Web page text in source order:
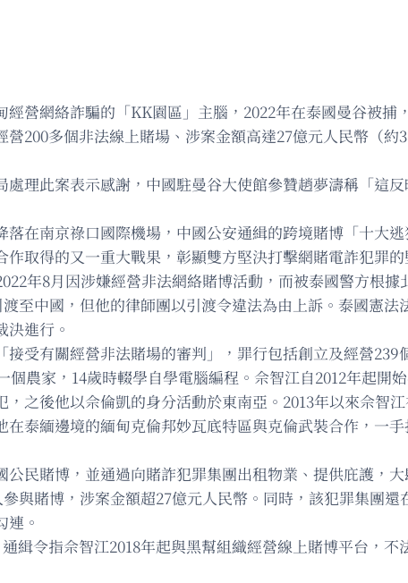
營網絡詐騙的「KK園區」主腦，2022年在泰國曼谷被捕
200多個非法線上賭場、涉案金額高達27億元人民幣（
理此案表示感謝，中國駐曼谷大使館參贊趙夢濤稱「這
在南京祿口國際機場，中國公安通緝的跨境賭博「十大
取得的又一重大戰果，彰顯雙方堅決打擊網賭電詐犯罪的
年8月因涉嫌經營非法網絡賭博活動，而被泰國警方根
至中國，但他的律師團以引渡令違法為由上訴。泰國憲
進行。
受有關經營非法賭場的審判」，罪行包括創立及經營239
農家，14歲時輟學自學電腦編程。佘智江自2012年起開
之後他以佘倫凱的身分活動於東南亞。2013年以來佘智
泰緬邊境的緬甸克倫邦妙瓦底特區與克倫武裝合作，一
民賭博，並通過向賭詐犯罪集團出租物業、提供庇護，
與賭博，涉案金額超27億元人民幣。同時，該犯罪集團
。
緝令指佘智江2018年起與黑幫組織經營線上賭博平台，